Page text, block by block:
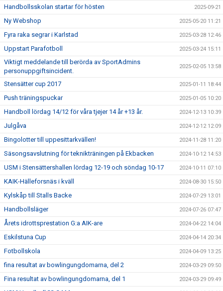
Handbollsskolan startar för hösten 2025-09-21
Ny Webshop 2025-05-20 11:21
Fyra raka segrar i Karlstad 2025-03-28 12:46
Uppstart Parafotboll 2025-03-24 15:11
Viktigt meddelande till berörda av SportAdmins
personuppgiftsincident.
2025-02-05 13:58
Stensätter cup 2017 2025-01-11 18:44
Push träningspuckar 2025-01-05 10:20
Handboll lördag 14/12 för våra tjejer 14 år +13 år. 2024-12-13 10:39
Julgåva 2024-12-12 12:09
Bingolotter till uppesittarkvällen! 2024-11-28 11:20
Säsongsavslutning för teknikträningen på Ekbacken 2024-10-12 14:53
USM i Stensättershallen lördag 12-19 och söndag 10-17 2024-10-11 07:10
KAIK-Hälleforsnäs i kväll 2024-08-30 15:50
Kylskåp till Stalls Backe 2024-07-29 13:01
Handbollsläger 2024-07-26 07:47
Årets idrottsprestation G:a AIK-are 2024-04-22 14:04
Eskilstuna Cup 2024-04-14 20:34
Fotbollskola 2024-04-09 13:25
fina resultat av bowlingungdomarna, del 2 2024-03-29 09:50
Fina resultat av bowlingungdomarna, del 1 2024-03-29 09:49